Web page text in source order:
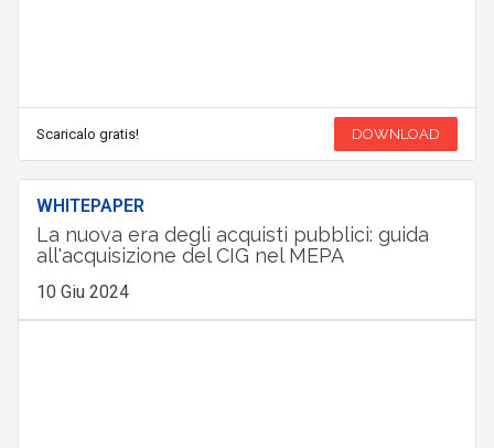
Scaricalo gratis! DOWNLOAD
WHITEPAPER
La nuova era degli acquisti pubblici: guida
all'acquisizione del CIG nel MEPA
10 Giu 2024